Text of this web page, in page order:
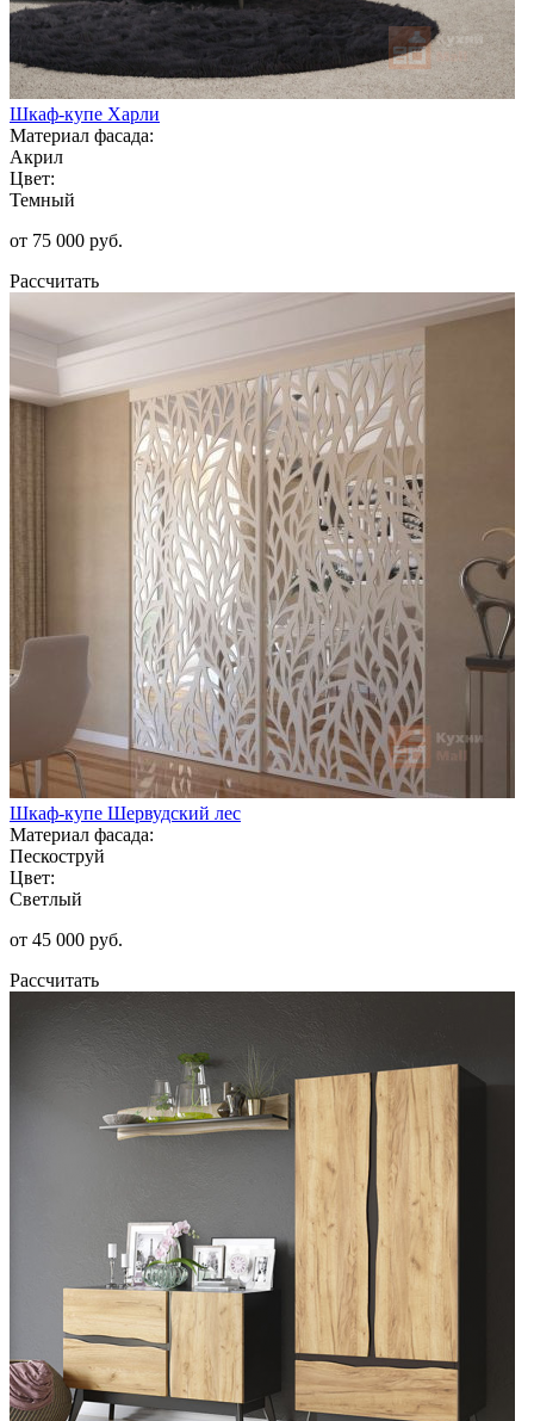
Шкаф-купе Харли
Материал фасада:
Акрил
Цвет:
Темный
от 75 000 руб.
Рассчитать
Шкаф-купе Шервудский лес
Материал фасада:
Пескоструй
Цвет:
Светлый
от 45 000 руб.
Рассчитать